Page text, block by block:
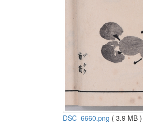
DSC_6660.png ( 3.9 MB )